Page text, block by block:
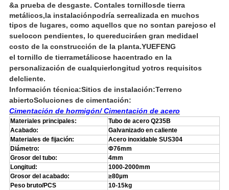
&a prueba de desgaste. Contales tornillosde tierra
metálicos,la instalaciónpodría serrealizada en muchos
tipos de lugares, como aquellos que no sontan parejoso el
suelocon pendientes, lo quereduciráen gran medidael
costo de la construcción de la planta.YUEFENG
el tornillo de tierrametálicose hacentrado en la
personalización de cualquierlongitud yotros requisitos
delcliente.
Información técnica:Sitios de instalación:Terreno
abiertoSoluciones de cimentación:
Cimentación de hormigón/ Cimentación de acero
Materiales principales:
Tubo de acero Q235B
Acabado:
Galvanizado en caliente
Materiales de fijación:
Acero inoxidable SUS304
Diámetro:
Φ76mm
Grosor del tubo:
4mm
Longitud:
1000-2000mm
Grosor del acabado:
≥80µm
Peso bruto/PCS
10-15kg